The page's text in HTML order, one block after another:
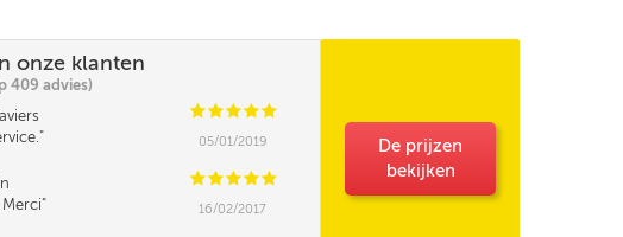
onze klanten
409 advies)
CCCCC
05/01/2019
CCCCC
16/02/2017
De prijzen
bekijken